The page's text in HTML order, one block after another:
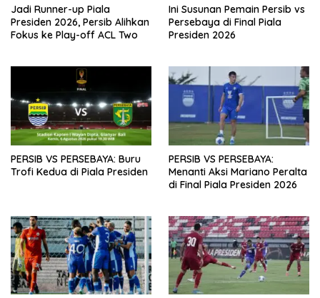
Jadi Runner-up Piala
Presiden 2026, Persib Alihkan
Fokus ke Play-off ACL Two
Ini Susunan Pemain Persib vs
Persebaya di Final Piala
Presiden 2026
PERSIB VS PERSEBAYA: Buru
Trofi Kedua di Piala Presiden
PERSIB VS PERSEBAYA:
Menanti Aksi Mariano Peralta
di Final Piala Presiden 2026